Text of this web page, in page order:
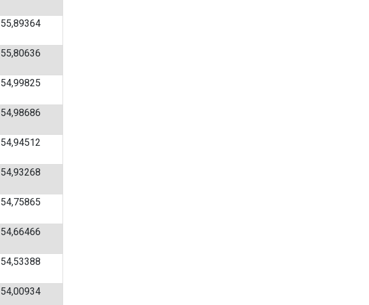
55,89364
55,80636
54,99825
54,98686
54,94512
54,93268
54,75865
54,66466
54,53388
54,00934